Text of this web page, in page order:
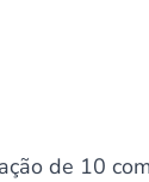
de 10